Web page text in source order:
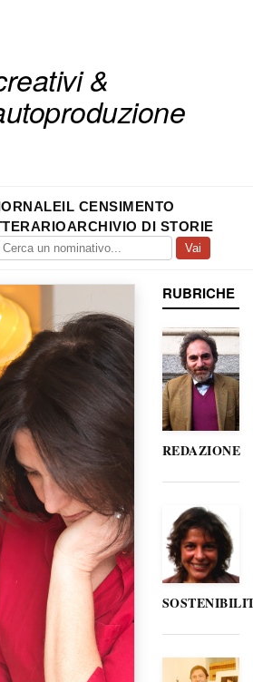
&
IL CENSIMENTO
ARCHIVIO DI STORIE
Vai
RUBRICHE
REDAZIONE